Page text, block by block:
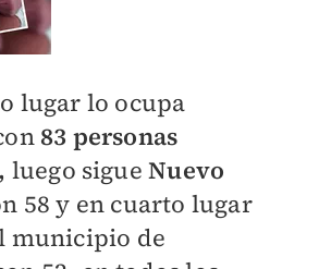
lugar lo ocupa
83 personas
luego sigueNuevo
58 y en cuarto lugar
municipio de